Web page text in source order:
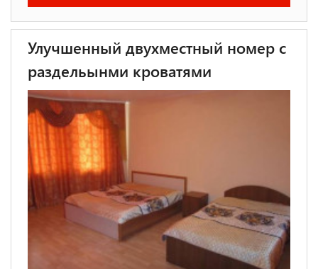
Улучшенный двухместный номер с
раздельынми кроватями